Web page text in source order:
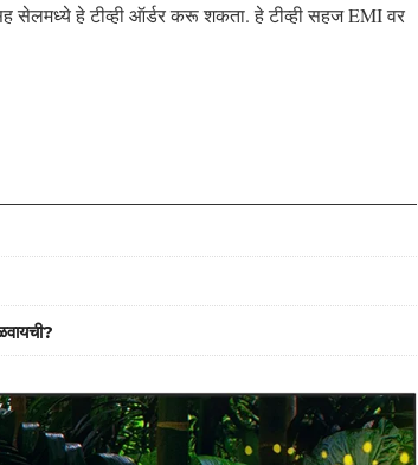
हे टीव्ही ऑर्डर करू शकता. हे टीव्ही सहज EMI वर